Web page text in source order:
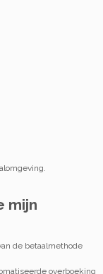
mijn
de betaalmethode
overboeking